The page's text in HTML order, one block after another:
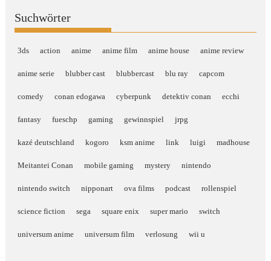
Suchwörter
3ds action anime anime film anime house anime review
anime serie blubber cast blubbercast blu ray capcom
comedy conan edogawa cyberpunk detektiv conan ecchi
fantasy fueschp gaming gewinnspiel jrpg
kazé deutschland kogoro ksm anime link luigi madhouse
Meitantei Conan mobile gaming mystery nintendo
nintendo switch nipponart ova films podcast rollenspiel
science fiction sega square enix super mario switch
universum anime universum film verlosung wii u